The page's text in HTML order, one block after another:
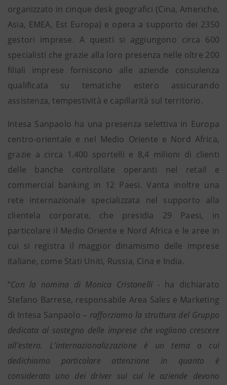
organizzato in cinque desk geografici (Cina, Americhe,
Asia, EMEA, Est Europa) e opera a supporto dei 2350
gestori imprese. A questi si aggiungono circa 600
specialisti che grazie alla loro presenza nelle oltre 200
filiali imprese forniscono alle aziende consulenza
qualificata su tematiche estero assicurando
assistenza, tempestività e capillarità sul territorio.
Intesa Sanpaolo ha una presenza selettiva in Europa
centro-orientale e nel Medio Oriente e Nord Africa,
grazie a circa 1.400 sportelli e 8,4 milioni di clienti
delle banche controllate operanti nel retail e
commercial banking in 12 Paesi. Vanta inoltre una
rete internazionale specializzata nel supporto alla
clientela corporate, che presidia 29 Paesi, in
particolare il Medio Oriente e Nord Africa e le aree in
cui si registra il maggior dinamismo delle imprese
italiane, come Stati Uniti, Russia, Cina e India.
“Con la nomina di Monica Cristanelli - ha dichiarato
Stefano Barrese, responsabile Area Sales e Marketing
di Intesa Sanpaolo – rafforziamo la struttura del Gruppo
dedicata al sostegno delle imprese che vogliono crescere
all’estero. L’internazionalizzazione è un tema a cui
dedichiamo particolare attenzione in quanto è
considerato uno dei driver sui cui le aziende devono